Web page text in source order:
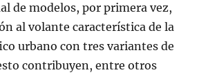
de modelos, por primera vez,
al volante característica de la
urbano con tres variantes de
contribuyen, entre otros